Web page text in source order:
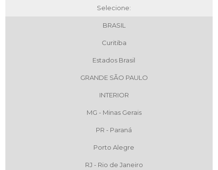
Selecione:
BRASIL
Curitiba
Estados Brasil
GRANDE SÃO PAULO
INTERIOR
MG - Minas Gerais
PR - Paraná
Porto Alegre
RJ - Rio de Janeiro